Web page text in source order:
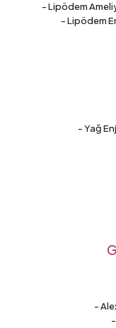
- Lipödem
- Lipödem
- Yağ
-